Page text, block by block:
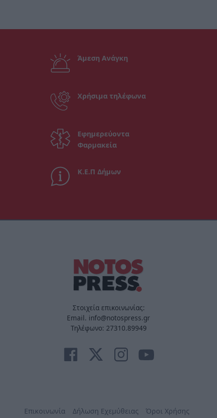
Άμεση Ανάγκη
Χρήσιμα τηλέφωνα
Εφημερεύοντα
Φαρμακεία
Κ.Ε.Π Δήμων
Στοιχεία επικοινωνίας:
Email. info@notospress.gr
Τηλέφωνο: 27310.89949
Επικοινωνία Δήλωση Εχεμύθειας Όροι Χρήσης